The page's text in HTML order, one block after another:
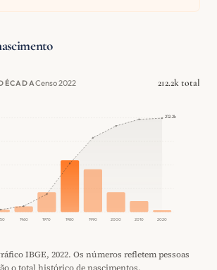
Censo 2022 212.2k total
1960 1970 1980 1990 2000 2010 2020
212.2k
IBGE, 2022. Os números refletem pessoas
o total histórico de nascimentos.